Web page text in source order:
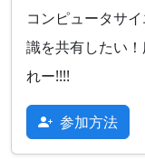
コンピュータサ
識を共有したい
れー!!!!
参加方法